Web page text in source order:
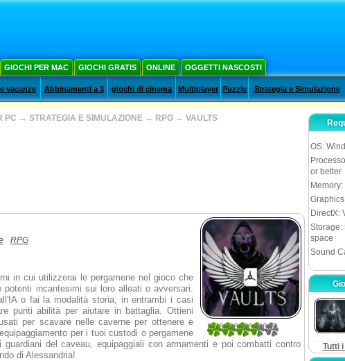
GIOCHI PER MAC GIOCHI GRATIS ONLINE OGGETTI NASCOSTI
vacanze Abbinamenti a 3 giochi di cinema Multiplayer Puzzle Strategia e Simulazione
PC → STRATEGIA E SIMULAZIONE → RPG → VAULTS
2.3666666666667
30
RPG
in cui utilizzerai le pergamene nel gioco che
potenti incantesimi sui loro alleati o avversari.
o fai la modalità storia, in entrambi i casi
punti abilità per aiutare in battaglia. Ottieni
per scavare nelle caverne per ottenere e
per i tuoi custodi o pergamene
del caveau, equipaggiali con armamenti e poi combatti contro
di Alessandria!
OS:
or better
DirectX:
Storage:
space
Sound
Tutti